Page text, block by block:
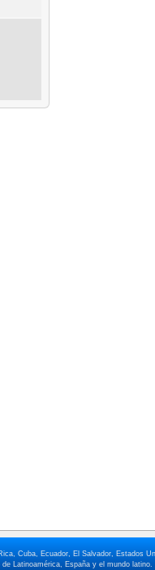
Cuba, Ecuador, El Salvador, Estados
Latinoamérica, España y el mundo latino.